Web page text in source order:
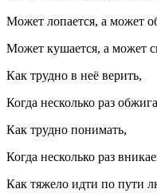
Может лопается, а может
Может кушается, а может
Как трудно в неё верить,
Когда несколько раз
Как трудно понимать,
Когда несколько раз
Как тяжело идти по пути